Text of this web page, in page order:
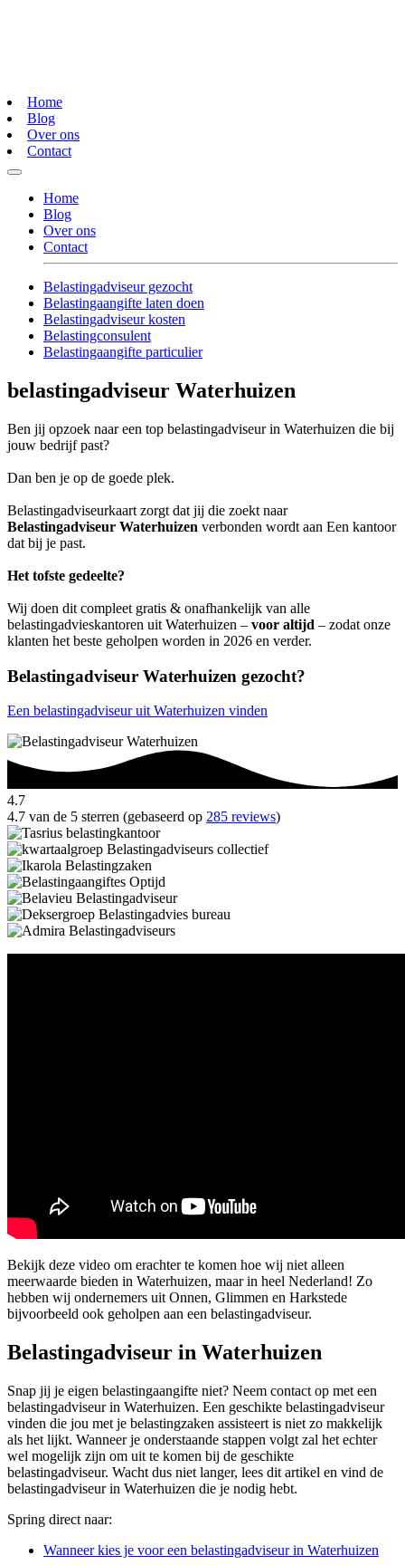
Home
Blog
Over ons
Contact
Home
Blog
Over ons
Contact
Belastingadviseur gezocht
Belastingaangifte laten doen
Belastingadviseur kosten
Belastingconsulent
Belastingaangifte particulier
belastingadviseur Waterhuizen
Ben jij opzoek naar een top belastingadviseur in Waterhuizen die bij
jouw bedrijf past?
Dan ben je op de goede plek.
Belastingadviseurkaart zorgt dat jij die zoekt naar
Belastingadviseur Waterhuizen verbonden wordt aan Een kantoor
dat bij je past.
Het tofste gedeelte?
Wij doen dit compleet gratis & onafhankelijk van alle
belastingadvieskantoren uit Waterhuizen – voor altijd – zodat onze
klanten het beste geholpen worden in 2026 en verder.
Belastingadviseur Waterhuizen gezocht?
Een belastingadviseur uit Waterhuizen vinden
4.7
4.7 van de 5 sterren (gebaseerd op 285 reviews)
Bekijk deze video om erachter te komen hoe wij niet alleen
meerwaarde bieden in Waterhuizen, maar in heel Nederland! Zo
hebben wij ondernemers uit Onnen, Glimmen en Harkstede
bijvoorbeeld ook geholpen aan een belastingadviseur.
Belastingadviseur in Waterhuizen
Snap jij je eigen belastingaangifte niet? Neem contact op met een
belastingadviseur in Waterhuizen. Een geschikte belastingadviseur
vinden die jou met je belastingzaken assisteert is niet zo makkelijk
als het lijkt. Wanneer je onderstaande stappen volgt zal het echter
wel mogelijk zijn om uit te komen bij de geschikte
belastingadviseur. Wacht dus niet langer, lees dit artikel en vind de
belastingadviseur in Waterhuizen die je nodig hebt.
Spring direct naar:
Wanneer kies je voor een belastingadviseur in Waterhuizen